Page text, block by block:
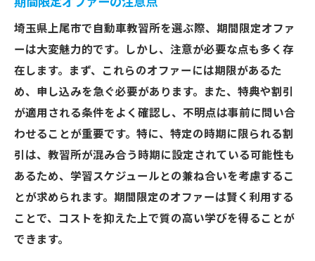
埼玉県上尾市で自動車教習所を選ぶ際、期間限定オファ
ーは大変魅力的です。しかし、注意が必要な点も多く存
在します。まず、これらのオファーには期限があるた
め、申し込みを急ぐ必要があります。また、特典や割引
が適用される条件をよく確認し、不明点は事前に問い合
わせることが重要です。特に、特定の時期に限られる割
引は、教習所が混み合う時期に設定されている可能性も
あるため、学習スケジュールとの兼ね合いを考慮するこ
とが求められます。期間限定のオファーは賢く利用する
ことで、コストを抑えた上で質の高い学びを得ることが
できます。